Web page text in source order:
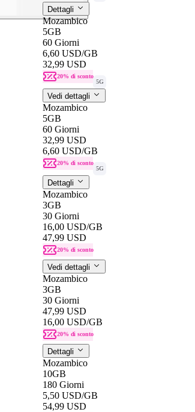
Dettagli
Mozambico
5GB
60 Giorni
6,60 USD/GB
32,99 USD
20% di sconto
5G
Vedi dettagli
Mozambico
5GB
60 Giorni
32,99 USD
6,60 USD/GB
20% di sconto
5G
Dettagli
Mozambico
3GB
30 Giorni
16,00 USD/GB
47,99 USD
20% di sconto
Vedi dettagli
Mozambico
3GB
30 Giorni
47,99 USD
16,00 USD/GB
20% di sconto
Dettagli
Mozambico
10GB
180 Giorni
5,50 USD/GB
54,99 USD